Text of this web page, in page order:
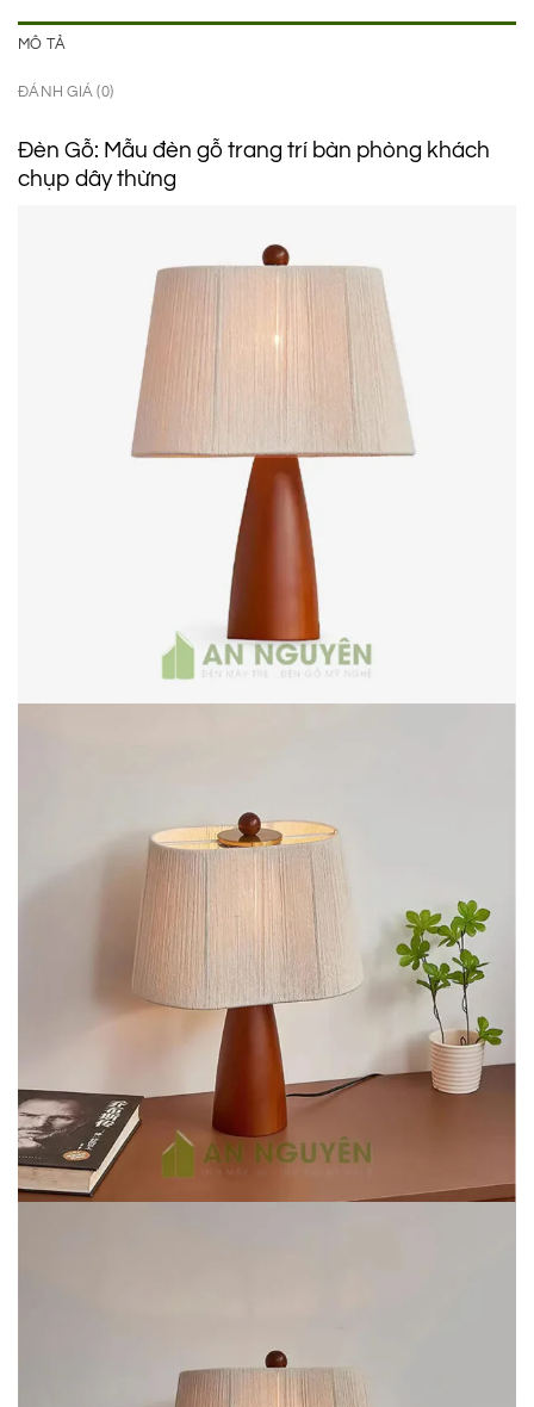
MÔ TẢ
ĐÁNH GIÁ (0)
Đèn Gỗ: Mẫu đèn gỗ trang trí bàn phòng khách
chụp dây thừng